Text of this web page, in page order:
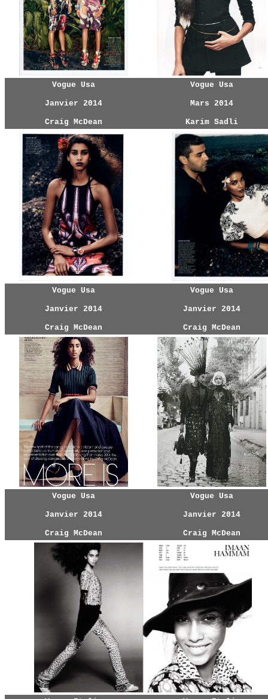
Vogue Usa
Janvier 2014
Craig McDean
Vogue Usa
Mars 2014
Karim Sadli
Vogue Usa
Janvier 2014
Craig McDean
Vogue Usa
Janvier 2014
Craig McDean
Vogue Usa
Janvier 2014
Craig McDean
Vogue Usa
Janvier 2014
Craig McDean